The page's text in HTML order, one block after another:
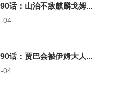
话：山治不敌麒麟戈姆...
04
话：贾巴会被伊姆大人...
04